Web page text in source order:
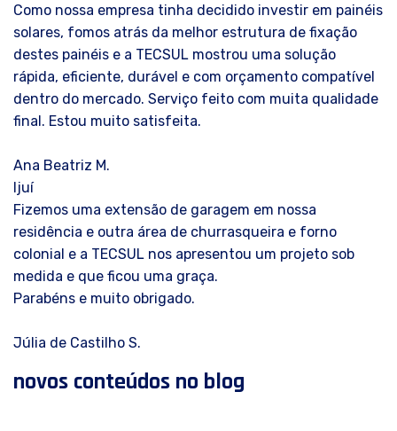
Como nossa empresa tinha decidido investir em painéis
solares, fomos atrás da melhor estrutura de fixação
destes painéis e a TECSUL mostrou uma solução
rápida, eficiente, durável e com orçamento compatível
dentro do mercado. Serviço feito com muita qualidade
final. Estou muito satisfeita.
Ana Beatriz M.
Ijuí
Fizemos uma extensão de garagem em nossa
residência e outra área de churrasqueira e forno
colonial e a TECSUL nos apresentou um projeto sob
medida e que ficou uma graça.
Parabéns e muito obrigado.
Júlia de Castilho S.
novos conteúdos no blog